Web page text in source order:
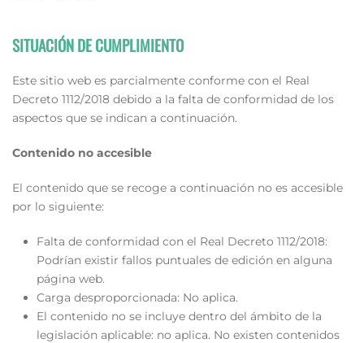
SITUACIÓN DE CUMPLIMIENTO
Este sitio web es parcialmente conforme con el Real
Decreto 1112/2018 debido a la falta de conformidad de los
aspectos que se indican a continuación.
Contenido no accesible
El contenido que se recoge a continuación no es accesible
por lo siguiente:
Falta de conformidad con el Real Decreto 1112/2018:
Podrían existir fallos puntuales de edición en alguna
página web.
Carga desproporcionada: No aplica.
El contenido no se incluye dentro del ámbito de la
legislación aplicable: no aplica. No existen contenidos